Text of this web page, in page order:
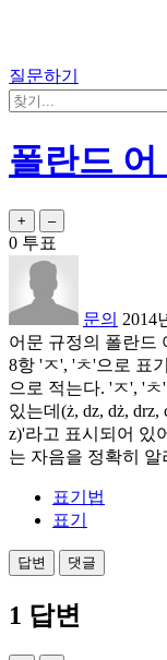
질문하기
폴란드 어
0 투표
문의 2014
어문 규정의 폴란드
8항 'ㅈ', 'ㅊ'으로 표
으로 적는다. 'ㅈ', '
있는데(ż, dz, dż,
z)'라고 표시되어 있
는 자음을 정확히
표기법
표기
1 답변